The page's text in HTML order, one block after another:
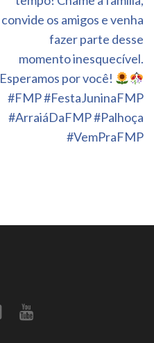
convide os amigos e venha
fazer parte desse
momento inesquecível.
Esperamos por você!
#FMP #FestaJuninaFMP
#ArraiáDaFMP #Palhoça
#VemPraFMP